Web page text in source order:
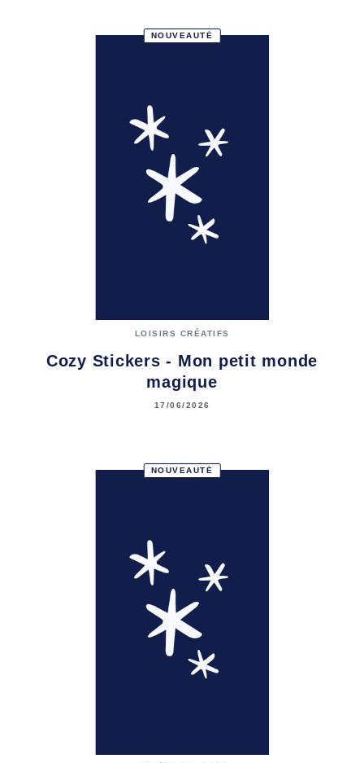
NOUVEAUTÉ
LOISIRS CRÉATIFS
Cozy Stickers - Mon petit monde
magique
17/06/2026
NOUVEAUTÉ